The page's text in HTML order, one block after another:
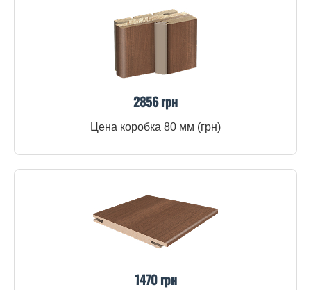
2856 грн
Цена коробка 80 мм (грн)
1470 грн